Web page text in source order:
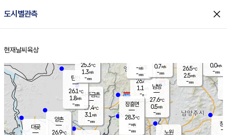
도시별관측 close
홈
현재날씨 육상
양주
26.6℃
1.1
-mm
파주금촌
27.4℃
3.1 m/s
-mm
26.5℃
2.5m/s
-mm
대곶
창
탄현
26.1℃
1.8m/s
-mm
0.0m/s
-mm
양촌
26.9℃
은평
노원
남방
27.6℃
0.5m/s
-mm
장흥면
28.3℃
-m/s
-mm
-m/s
-mm
25.3℃
1.3m/s
-mm
0.7m/s
-mm